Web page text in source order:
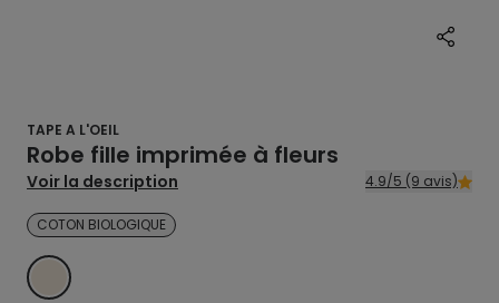
TAPE A L'OEIL
Robe fille imprimée à fleurs
Voir la description 4.9/5 (9 avis)
COTON BIOLOGIQUE
BLANC